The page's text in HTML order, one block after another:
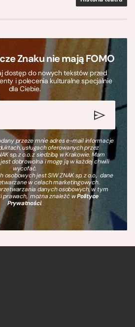
Znaku nie mają FOMO
dostęp do nowych tekstów przed
i polecenia kulturalne specjalnie
dla Ciebie.
przeze mnie adres e-mail informacje
usługach oferowanych przez
sp. z o.o. z siedzibą w Krakowie. Mam
dobrowolna i mogę ją w każdej chwili
wycofać.
jest SIW ZNAK sp. z o.o., dane
w celach marketingowych.
danych osobowych, w tym
prawach, można znaleźć wPolityce
Prywatności.